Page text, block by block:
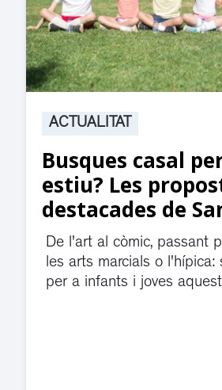
ACTUALITAT
Suspesa
jutjats de
d’aigua
El servei de
violència de